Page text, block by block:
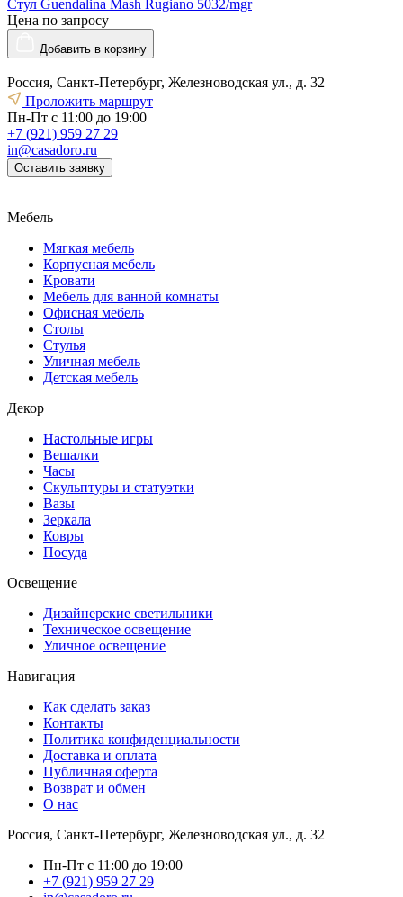
Стул Guendalina Mash Rugiano 5032/mgr
Цена по запросу
Добавить в корзину
Россия, Санкт-Петербург, Железноводская ул., д. 32
Проложить маршрут
Пн-Пт с 11:00 до 19:00
+7 (921) 959 27 29
in@casadoro.ru
Оставить заявку
Мебель
Мягкая мебель
Корпусная мебель
Кровати
Мебель для ванной комнаты
Офисная мебель
Столы
Стулья
Уличная мебель
Детская мебель
Декор
Настольные игры
Вешалки
Часы
Скульптуры и статуэтки
Вазы
Зеркала
Ковры
Посуда
Освещение
Дизайнерские светильники
Техническое освещение
Уличное освещение
Навигация
Как сделать заказ
Контакты
Политика конфиденциальности
Доставка и оплата
Публичная оферта
Возврат и обмен
О нас
Россия, Санкт-Петербург, Железноводская ул., д. 32
Пн-Пт с 11:00 до 19:00
+7 (921) 959 27 29